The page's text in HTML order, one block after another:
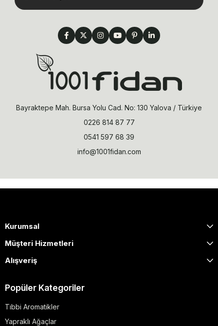
Bayraktepe Mah. Bursa Yolu Cad. No: 130 Yalova / Türkiye
0226 814 87 77
0541 597 68 39
info@1001fidan.com
Kurumsal
Müşteri Hizmetleri
Alışveriş
Popüler Kategoriler
Tıbbi Aromatikler
Yapraklı Ağaçlar